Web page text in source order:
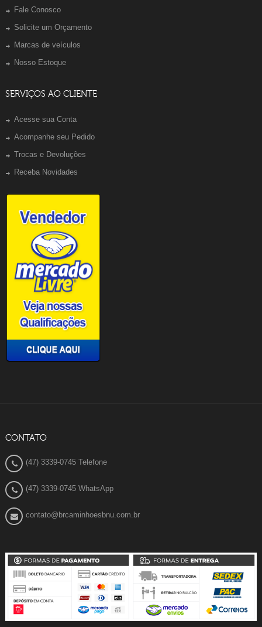
Fale Conosco
Solicite um Orçamento
Marcas de veículos
Nosso Estoque
SERVIÇOS AO CLIENTE
Acesse sua Conta
Acompanhe seu Pedido
Trocas e Devoluções
Receba Novidades
CONTATO
(47) 3339-0745 Telefone
(47) 3339-0745 WhatsApp
contato@brcaminhoesbnu.com.br